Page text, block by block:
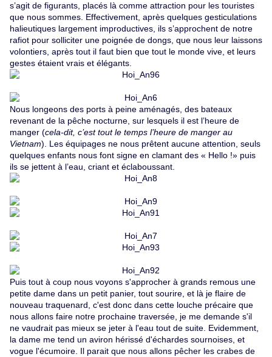
s’agit de figurants, placés là comme attraction pour les touristes
que nous sommes. Effectivement, après quelques gesticulations
halieutiques largement improductives, ils s’approchent de notre
rafiot pour solliciter une poignée de dongs, que nous leur laissons
volontiers, après tout il faut bien que tout le monde vive, et leurs
gestes étaient vrais et élégants.
Nous longeons des ports à peine aménagés, des bateaux
revenant de la pêche nocturne, sur lesquels il est l’heure de
manger (cela-dit, c’est tout le temps l’heure de manger au
Vietnam). Les équipages ne nous prêtent aucune attention, seuls
quelques enfants nous font signe en clamant des « Hello !» puis
ils se jettent à l’eau, criant et éclaboussant.
Puis tout à coup nous voyons s'approcher à grands remous une
petite dame dans un petit panier, tout sourire, et là je flaire de
nouveau traquenard, c'est donc dans cette louche précaire que
nous allons faire notre prochaine traversée, je me demande s'il
ne vaudrait pas mieux se jeter à l'eau tout de suite. Evidemment,
la dame me tend un aviron hérissé d'échardes sournoises, et
vogue l'écumoire. Il parait que nous allons pêcher les crabes de